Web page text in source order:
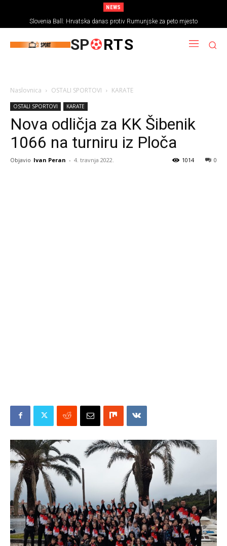
NEWS
Slovenia Ball: Hrvatska danas protiv Rumunjske za peto mjesto
SP RTS
Naslovnica OSTALI SPORTOVI KARATE
OSTALI SPORTOVI KARATE
Nova odličja za KK Šibenik
1066 na turniru iz Ploča
Objavio Ivan Peran - 4. travnja 2022. 0
1014